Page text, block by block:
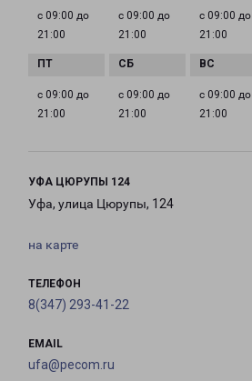
с 09:00 до
21:00
с 09:00 до
21:00
с 09:00 до
21:00
с 09:00 до
21:00
с 09:00 до
21:00
с 09:00 до
21:00
УФА ЦЮРУПЫ 124
Уфа, улица Цюрупы, 124
на карте
ТЕЛЕФОН
8(347) 293-41-22
EMAIL
ufa@pecom.ru